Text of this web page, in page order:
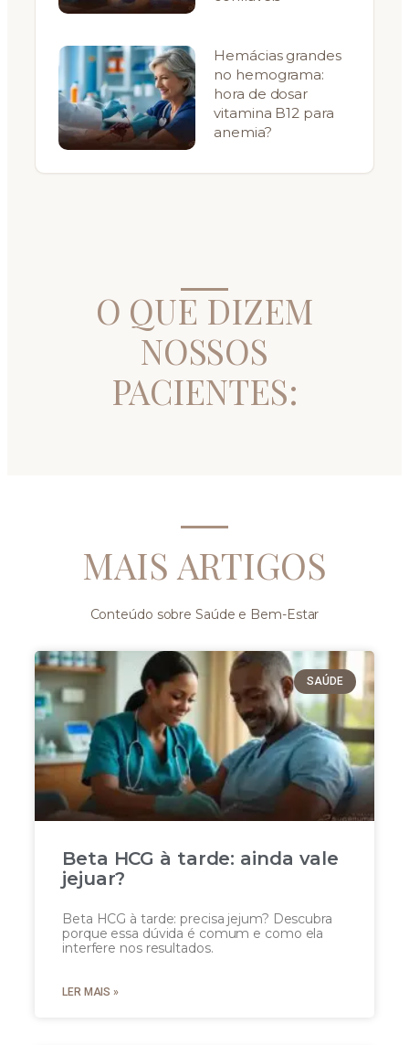
Hemácias grandes
no hemograma:
hora de dosar
vitamina B12 para
anemia?
O QUE DIZEM
NOSSOS
PACIENTES:
MAIS ARTIGOS
Conteúdo sobre Saúde e Bem-Estar
SAÚDE
Beta HCG à tarde: ainda vale
jejuar?
Beta HCG à tarde: precisa jejum? Descubra
porque essa dúvida é comum e como ela
interfere nos resultados.
LER MAIS »